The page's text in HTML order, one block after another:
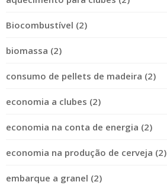
Biocombustível (2)
biomassa (2)
consumo de pellets de madeira (2)
economia a clubes (2)
economia na conta de energia (2)
economia na produção de cerveja (2)
embarque a granel (2)